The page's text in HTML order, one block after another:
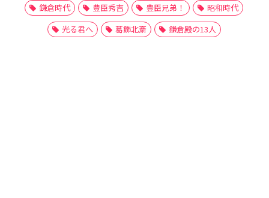
鎌倉時代
豊臣秀吉 豊臣兄弟！
昭和時代
光る君へ
葛飾北斎 鎌倉殿の13人